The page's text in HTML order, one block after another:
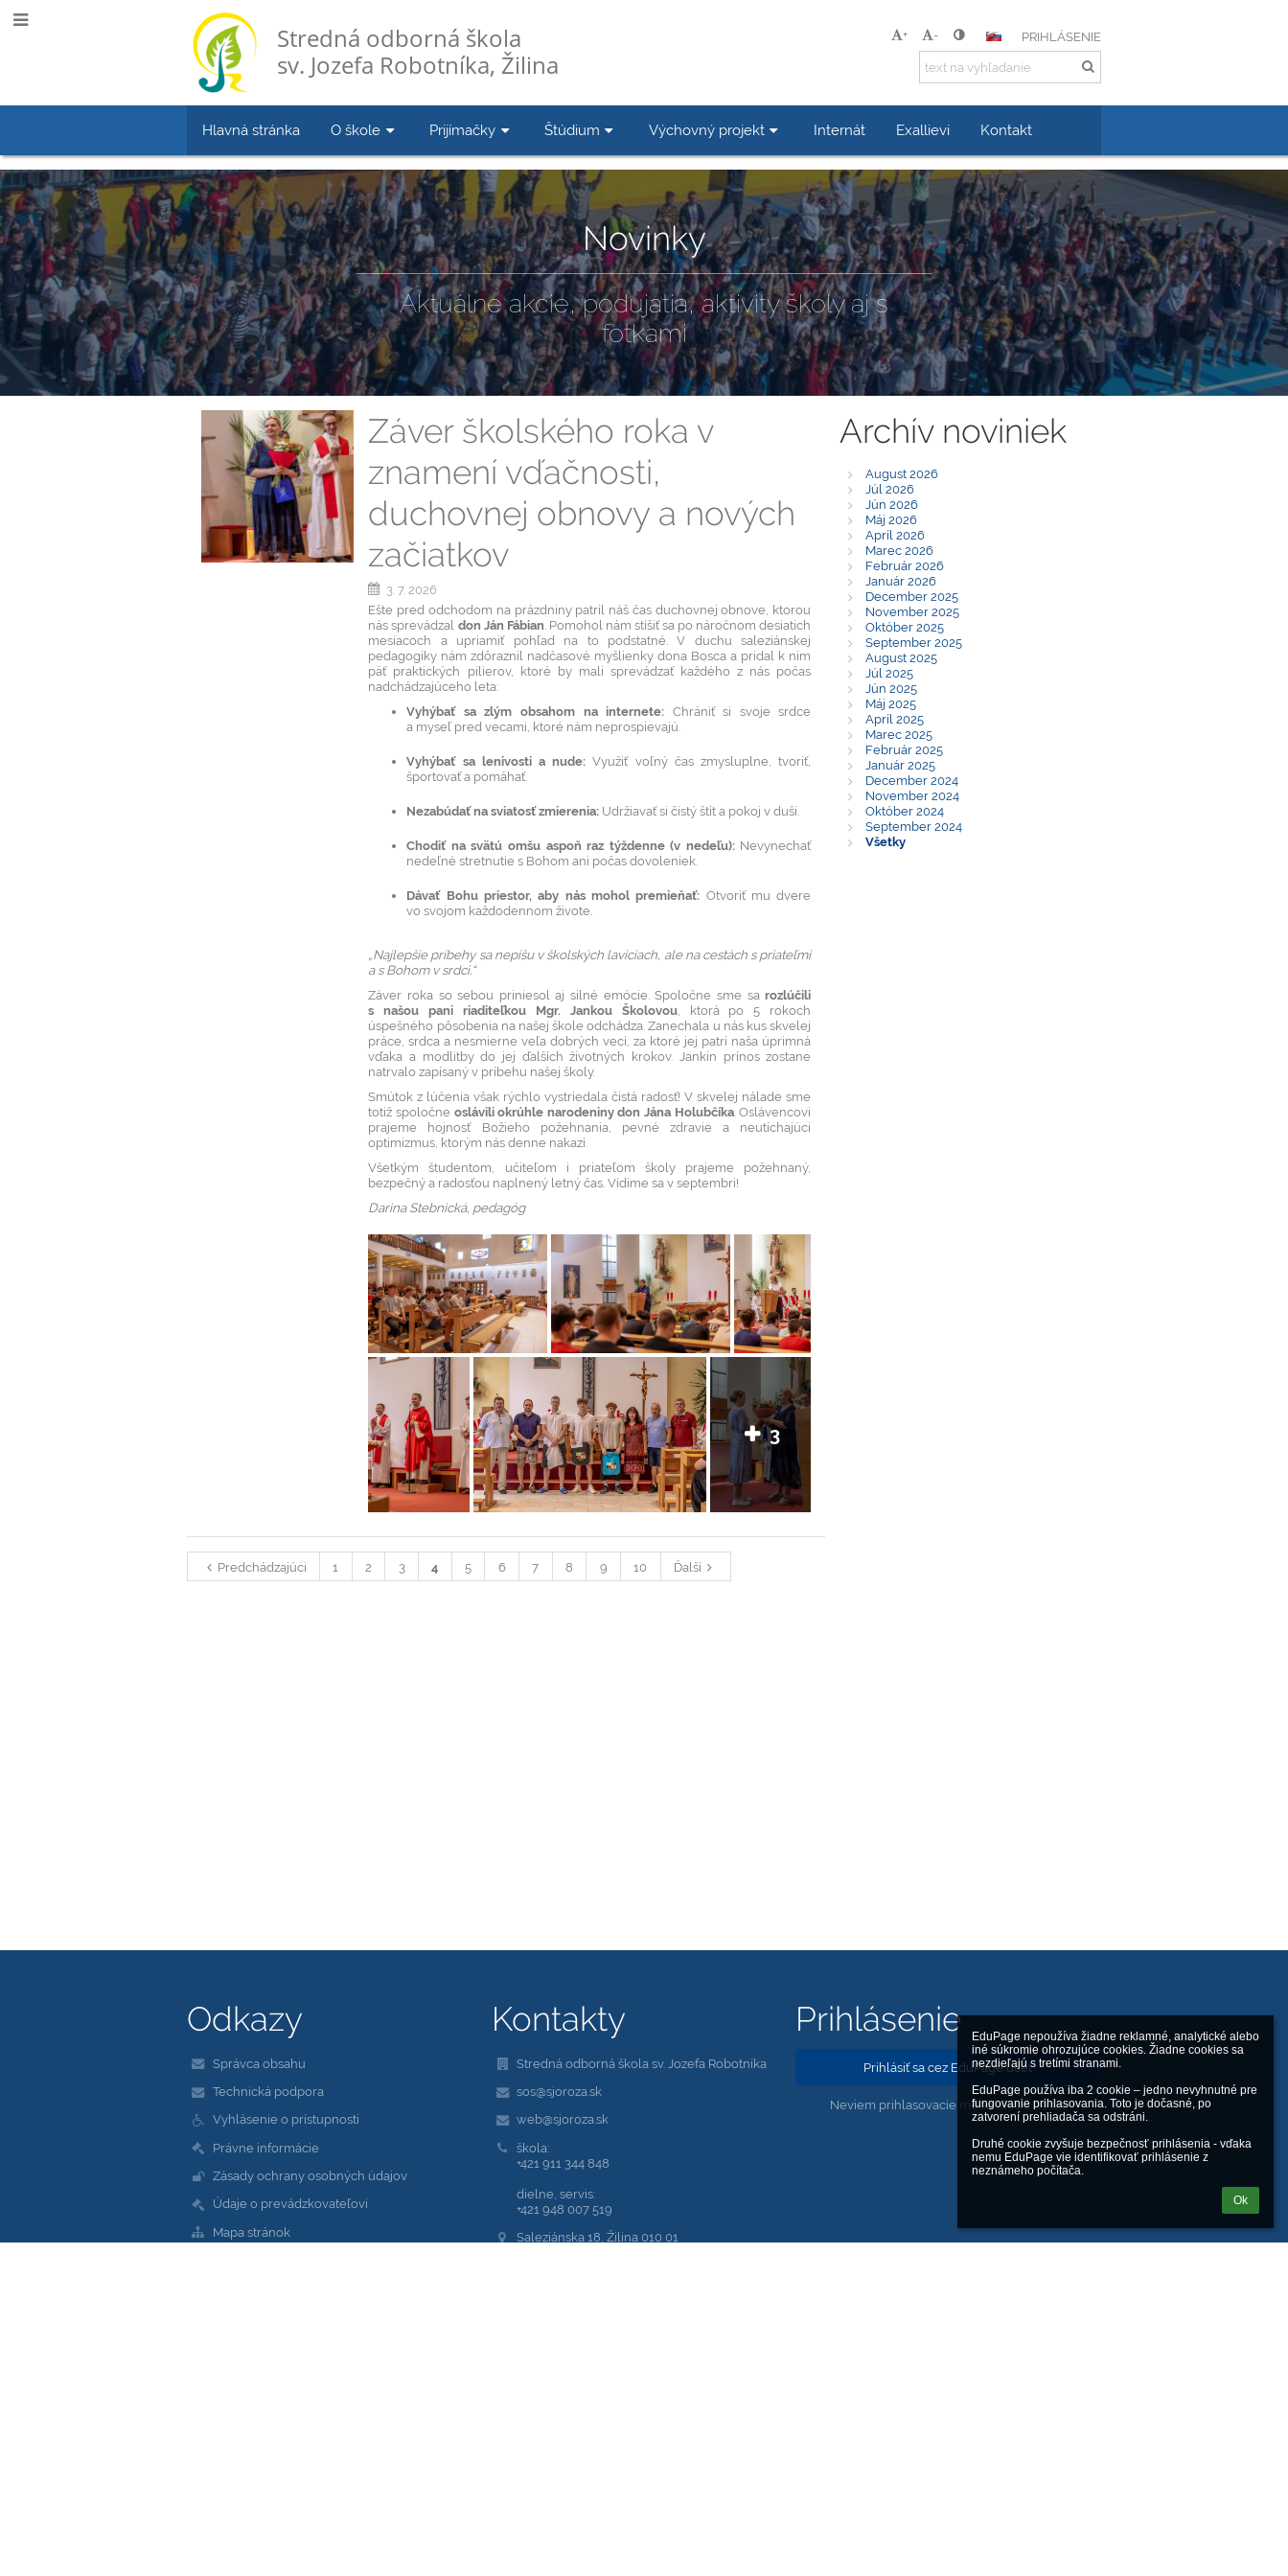
EduPage nepoužíva žiadne reklamné, analytické alebo
iné súkromie ohrozujúce cookies. Žiadne cookies sa
nezdieľajú s tretími stranami.
EduPage používa iba 2 cookie – jedno nevyhnutné pre
fungovanie prihlasovania. Toto je dočasné, po
zatvorení prehliadača sa odstráni.
Druhé cookie zvyšuje bezpečnosť prihlásenia - vďaka
nemu EduPage vie identifikovať prihlásenie z
neznámeho počítača.
Ok
Stredná odborná škola
sv. Jozefa Robotníka, Žilina
+ - PRIHLÁSENIE
Hlavná stránka O škole Prijímačky Štúdium Výchovný projekt Internát Exallievi Kontakt
Novinky
Záver školského roka v
znamení vďačnosti,
duchovnej obnovy a nových
začiatkov
3. 7. 2026
Ešte pred odchodom na prázdniny patril náš čas duchovnej obnove, ktorou
nás sprevádzal don Ján Fábian . Pomohol nám stíšiť sa po náročnom desiatich
mesiacoch a upriamiť pohľad na to podstatné. V duchu saleziánskej
pedagogiky nám zdôraznil nadčasové myšlienky dona Bosca a pridal k nim
päť praktických pilierov, ktoré by mali sprevádzať každého z nás počas
nadchádzajúceho leta:
Vyhýbať sa zlým obsahom na internete: Chrániť si svoje srdce
a myseľ pred vecami, ktoré nám neprospievajú.
Vyhýbať sa lenivosti a nude: Využiť voľný čas zmysluplne, tvoriť,
športovať a pomáhať.
Nezabúdať na sviatosť zmierenia: Udržiavať si čistý štít a pokoj v duši.
Chodiť na svätú omšu aspoň raz týždenne (v nedeľu):Nevynechať
nedeľné stretnutie s Bohom ani počas dovoleniek.
Dávať Bohu priestor, aby nás mohol premieňať: Otvoriť mu dvere
vo svojom každodennom živote.
„Najlepšie príbehy sa nepíšu v školských laviciach, ale na cestách s priateľmi
a s Bohom v srdci.“
Záver roka so sebou priniesol aj silné emócie. Spoločne sme sarozlúčili
s našou pani riaditeľkou Mgr. Jankou Školovou, ktorá po 5 rokoch
úspešného pôsobenia na našej škole odchádza. Zanechala u nás kus skvelej
práce, srdca a nesmierne veľa dobrých vecí, za ktoré jej patrí naša úprimná
vďaka a modlitby do jej ďalších životných krokov. Jankin prínos zostane
natrvalo zapísaný v príbehu našej školy.
Smútok z lúčenia však rýchlo vystriedala čistá radosť! V skvelej nálade sme
totiž spoločne oslávili okrúhle narodeniny don Jána Holubčíka. Oslávencovi
prajeme hojnosť Božieho požehnania, pevné zdravie a neutíchajúci
optimizmus, ktorým nás denne nakazí.
Všetkým študentom, učiteľom i priateľom školy prajeme požehnaný,
bezpečný a radosťou naplnený letný čas. Vidíme sa v septembri!
Darina Stebnická, pedagóg
3
Predchádzajúci 1 2 3 4 5 6 7 8 9 10 Ďalší
Novinky
Aktuálne akcie, podujatia, aktivity školy aj s
fotkami
Archív noviniek
August 2026
Júl 2026
Jún 2026
Máj 2026
Apríl 2026
Marec 2026
Február 2026
Január 2026
December 2025
November 2025
Október 2025
September 2025
August 2025
Júl 2025
Jún 2025
Máj 2025
Apríl 2025
Marec 2025
Február 2025
Január 2025
December 2024
November 2024
Október 2024
September 2024
Všetky
Odkazy
Správca obsahu
Technická podpora
Vyhlásenie o prístupnosti
Právne informácie
Zásady ochrany osobných údajov
Údaje o prevádzkovateľovi
Mapa stránok
Kontakty
Stredná odborná škola sv. Jozefa Robotníka
sos@sjoroza.sk
web@sjoroza.sk
škola:
+421 911 344 848
dielne, servis:
+421 948 007 519
Saleziánska 18, Žilina 010 01
Prihlásenie
Prihlásiť sa cez EduPage účet
Neviem prihlasovacie meno alebo heslo